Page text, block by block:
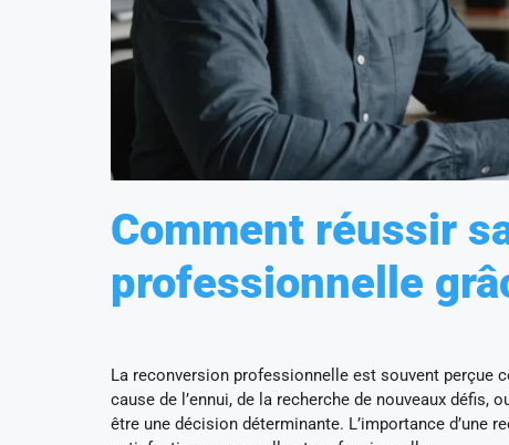
Comment réussir
professionnelle
La reconversion professionnelle est souvent perçue
cause de l’ennui, de la recherche de nouveaux défis,
être une décision déterminante. L’importance d’une